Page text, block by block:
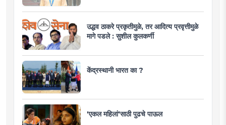
उद्धव ठाकरे प्रकृतीमुळे, तर आदित्य प्रवृत्तीमुळे
मागे पडले : सुशील कुलकर्णी
केंद्रस्थानी भारत का ?
'एकल महिलां'साठी पुढचे पाऊल